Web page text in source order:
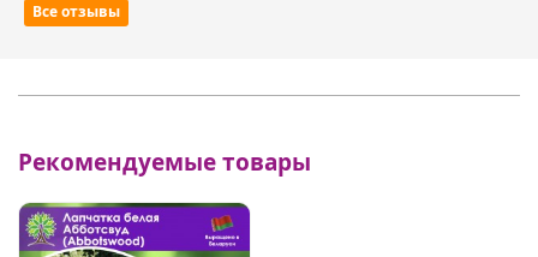
Все отзывы
Рекомендуемые товары